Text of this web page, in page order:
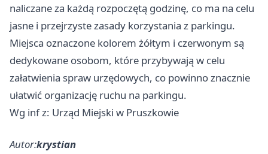
naliczane za każdą rozpoczętą godzinę, co ma na celu
jasne i przejrzyste zasady korzystania z parkingu.
Miejsca oznaczone kolorem żółtym i czerwonym są
dedykowane osobom, które przybywają w celu
załatwienia spraw urzędowych, co powinno znacznie
ułatwić organizację ruchu na parkingu.
Wg inf z: Urząd Miejski w Pruszkowie
Autor:krystian